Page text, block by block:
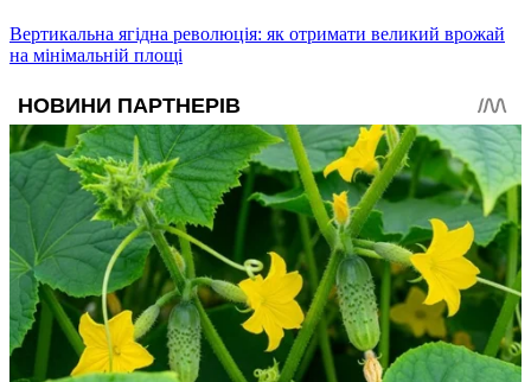
Вертикальна ягідна революція: як отримати великий врожай
на мінімальній площі